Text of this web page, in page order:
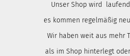
Unser Shop wird
es kommen regelmäßig
Wir haben weit aus mehr
als im Shop hinterlegt